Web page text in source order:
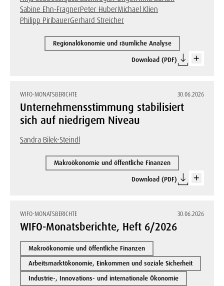
Sabine Ehn-FragnerPeter HuberMichael Klien
Philipp PiribauerGerhard Streicher
Regionalökonomie und räumliche Analyse
Download (PDF)
WIFO-MONATSBERICHTE 30.06.2026
Unternehmensstimmung stabilisiert
sich auf niedrigem Niveau
Sandra Bilek-Steindl
Makroökonomie und öffentliche Finanzen
Download (PDF)
WIFO-MONATSBERICHTE 30.06.2026
WIFO-Monatsberichte, Heft 6/2026
Makroökonomie und öffentliche Finanzen
Arbeitsmarktökonomie, Einkommen und soziale Sicherheit
Industrie-, Innovations- und internationale Ökonomie